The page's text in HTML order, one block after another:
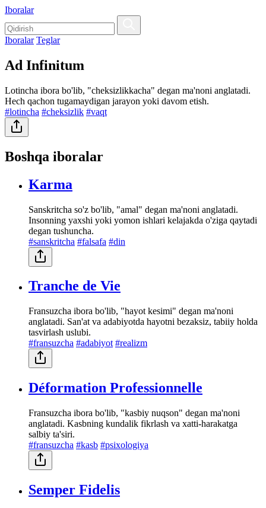
Iboralar
Iboralar Teglar
Ad Infinitum
Lotincha ibora bo'lib, "cheksizlikkacha" degan ma'noni anglatadi.
Hech qachon tugamaydigan jarayon yoki davom etish.
#lotincha #cheksizlik #vaqt
Boshqa iboralar
Karma
Sanskritcha so'z bo'lib, "amal" degan ma'noni anglatadi.
Insonning yaxshi yoki yomon ishlari kelajakda o'ziga qaytadi
degan tushuncha.
#sanskritcha #falsafa #din
Tranche de Vie
Fransuzcha ibora bo'lib, "hayot kesimi" degan ma'noni
anglatadi. San'at va adabiyotda hayotni bezaksiz, tabiiy holda
tasvirlash uslubi.
#fransuzcha #adabiyot #realizm
Déformation Professionnelle
Fransuzcha ibora bo'lib, "kasbiy nuqson" degan ma'noni
anglatadi. Kasbning kundalik fikrlash va xatti-harakatga
salbiy ta'siri.
#fransuzcha #kasb #psixologiya
Semper Fidelis